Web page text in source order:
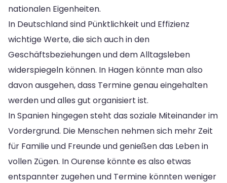
nationalen Eigenheiten.
In Deutschland sind Pünktlichkeit und Effizienz
wichtige Werte, die sich auch in den
Geschäftsbeziehungen und dem Alltagsleben
widerspiegeln können. In Hagen könnte man also
davon ausgehen, dass Termine genau eingehalten
werden und alles gut organisiert ist.
In Spanien hingegen steht das soziale Miteinander im
Vordergrund. Die Menschen nehmen sich mehr Zeit
für Familie und Freunde und genießen das Leben in
vollen Zügen. In Ourense könnte es also etwas
entspannter zugehen und Termine könnten weniger